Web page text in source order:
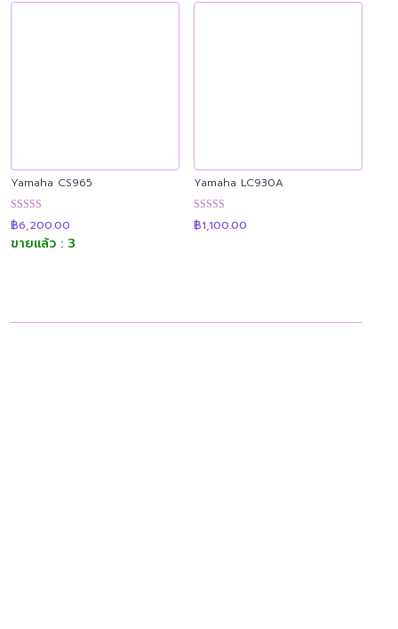
Yamaha CS965
ให้คะแนน
4.92
ตั้งแต่ 1-5
฿6,200.00
ขายแล้ว : 3
Yamaha LC930A
ให้คะแนน
4.90
฿1,100.00